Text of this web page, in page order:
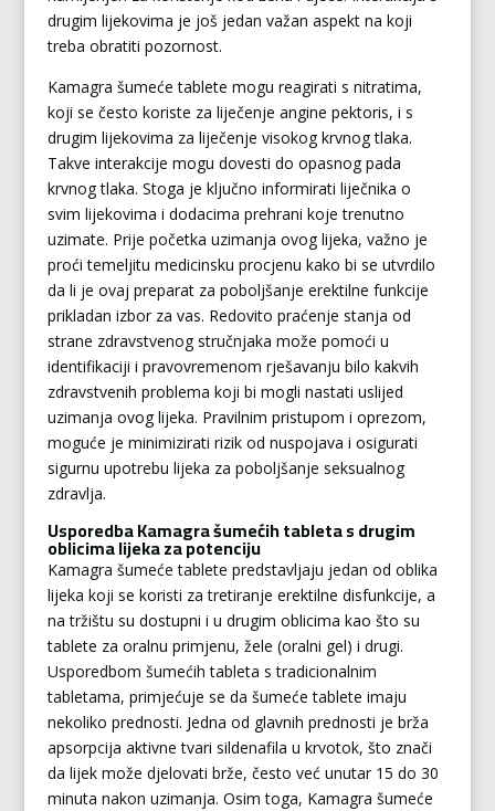
drugim lijekovima je još jedan važan aspekt na koji
treba obratiti pozornost.
Kamagra šumeće tablete mogu reagirati s nitratima,
koji se često koriste za liječenje angine pektoris, i s
drugim lijekovima za liječenje visokog krvnog tlaka.
Takve interakcije mogu dovesti do opasnog pada
krvnog tlaka. Stoga je ključno informirati liječnika o
svim lijekovima i dodacima prehrani koje trenutno
uzimate. Prije početka uzimanja ovog lijeka, važno je
proći temeljitu medicinsku procjenu kako bi se utvrdilo
da li je ovaj preparat za poboljšanje erektilne funkcije
prikladan izbor za vas. Redovito praćenje stanja od
strane zdravstvenog stručnjaka može pomoći u
identifikaciji i pravovremenom rješavanju bilo kakvih
zdravstvenih problema koji bi mogli nastati uslijed
uzimanja ovog lijeka. Pravilnim pristupom i oprezom,
moguće je minimizirati rizik od nuspojava i osigurati
sigurnu upotrebu lijeka za poboljšanje seksualnog
zdravlja.
Usporedba Kamagra šumećih tableta s drugim
oblicima lijeka za potenciju
Kamagra šumeće tablete predstavljaju jedan od oblika
lijeka koji se koristi za tretiranje erektilne disfunkcije, a
na tržištu su dostupni i u drugim oblicima kao što su
tablete za oralnu primjenu, žele (oralni gel) i drugi.
Usporedbom šumećih tableta s tradicionalnim
tabletama, primjećuje se da šumeće tablete imaju
nekoliko prednosti. Jedna od glavnih prednosti je brža
apsorpcija aktivne tvari sildenafila u krvotok, što znači
da lijek može djelovati brže, često već unutar 15 do 30
minuta nakon uzimanja. Osim toga, Kamagra šumeće